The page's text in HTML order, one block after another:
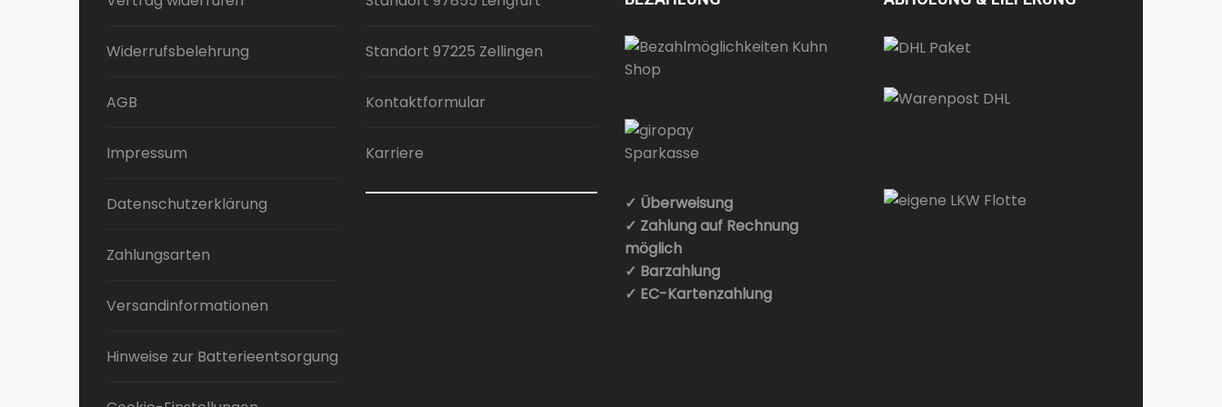
Optionen
auf
Optionen
auf
Produktseite
Widerrufsbelehrung
AGB
Impressum
Datenschutzerklärung
Zahlungsarten
Versandinformationen
Hinweise zur Batterieentsorgung
Standort 97225 Zellingen
Kontaktformular
Karriere
✓ Überweisung
✓ Zahlung auf Rechnung
möglich
✓ Barzahlung
✓ EC-Kartenzahlung